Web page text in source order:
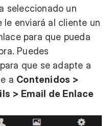
seleccionado un
le enviará al cliente un
para que pueda
Puedes
para que se adapte a
a Contenidos >
> Email de Enlace